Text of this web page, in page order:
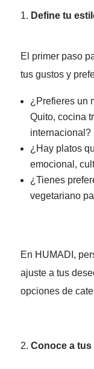
Define tu
El primer paso
tus gustos y
¿Prefieres un
Quito, cocina
internacional?
¿Hay platos
emocional,
¿Tienes
vegetariano
En HUMADI,
ajuste a tus
opciones de
Conoce a